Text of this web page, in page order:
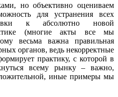
но объективно оцениваем
для устранения всех
к абсолютно новой
(многие акты все мы
весьма важна правильная
органов, ведь некорректные
практику, с которой в
всему рынку – важно,
иные примеры мы